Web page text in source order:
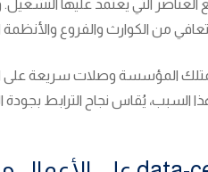
العناصر التي يعتمد عليها
من الكوارث والفروع والأنظمة
وصلات سريعة على الورق،
يُقاس نجاح الترابط بجودة